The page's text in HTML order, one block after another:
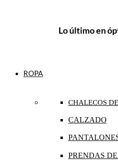
Lo último en
ROPA
CHALECOS
CALZADO
PRENDAS